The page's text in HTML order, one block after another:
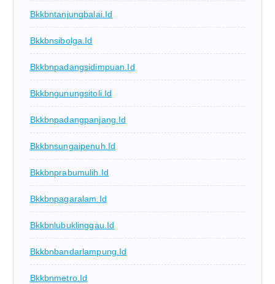
Bkkbntanjungbalai.id
Bkkbnsibolga.id
Bkkbnpadangsidimpuan.id
Bkkbngunungsitoli.id
Bkkbnpadangpanjang.id
Bkkbnsungaipenuh.id
Bkkbnprabumulih.id
Bkkbnpagaralam.id
Bkkbnlubuklinggau.id
Bkkbnbandarlampung.id
Bkkbnmetro.id